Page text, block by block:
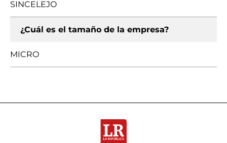
SINCELEJO
¿Cuál es el tamaño de la empresa?
MICRO